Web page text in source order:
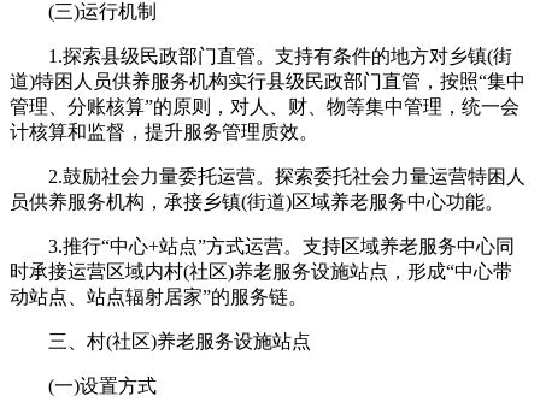
(三)运行机制
1.探索县级民政部门直管。支持有条件的地方对乡镇(街
道)特困人员供养服务机构实行县级民政部门直管，按照“集中
管理、分账核算”的原则，对人、财、物等集中管理，统一会
计核算和监督，提升服务管理质效。
2.鼓励社会力量委托运营。探索委托社会力量运营特困人
员供养服务机构，承接乡镇(街道)区域养老服务中心功能。
3.推行“中心+站点”方式运营。支持区域养老服务中心同
时承接运营区域内村(社区)养老服务设施站点，形成“中心带
动站点、站点辐射居家”的服务链。
三、村(社区)养老服务设施站点
(一)设置方式